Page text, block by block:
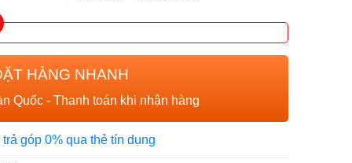
HÀNG NHANH
Quốc - Thanh toán khi nhận hàng
trả góp 0% qua thẻ tín dụng